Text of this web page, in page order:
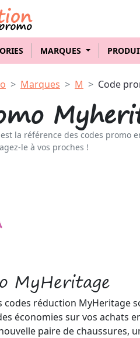
MARQUES
Marques M Code
la référence des codes promo
le à vos proches !
MyHeritage
codes réduction MyHeritage
économies sur vos achats
paire de chaussures,